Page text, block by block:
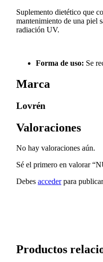
Suplemento dietético que
mantenimiento de una piel
radiación UV.
Forma de uso: Se
Marca
Lovrén
Valoraciones
No hay valoraciones aún.
Sé el primero en valorar
Debes accederpara
Productos